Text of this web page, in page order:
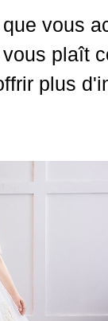
vous
plaît
plus